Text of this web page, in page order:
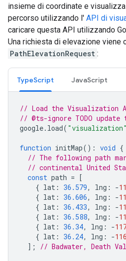
insieme di coordinate e
percorso utilizzando l' API di
caricare questa API utilizzando
Una richiesta di elevazione viene
PathElevationRequest :
TypeScript JavaScript
// Load the Visualization
// @ts-ignore TODO
google. load( "visualization"
function initMap() : void {
// The following path
// continental United
const path =
[
{ lat : 36.579, lng : -
{ lat : 36.606, lng : -
{ lat : 36.433, lng : -
{ lat : 36.588, lng : -
{ lat : 36.34, lng : -
{ lat : 36.24, lng : -
];
// Badwater, Death